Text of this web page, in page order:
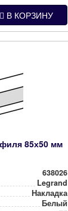
В КОРЗИНУ
85х50 мм
638026
Legrand
Накладка
Белый